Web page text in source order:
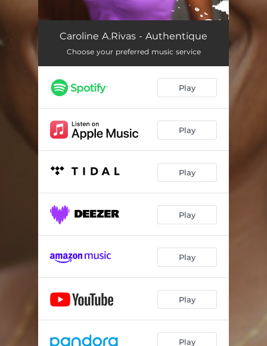
Authentique 02:57
Car Moi J'aime La Vie 04:15
Je Décide Vivre Au Présent 03:21
Enfin En Paix 02:48
Tu As Peur De Quoi? 02:58
Prisonniers
Caroline A.Rivas - Authentique
Choose your preferred music service
Play
Play
Play
Play
Play
Play
Play